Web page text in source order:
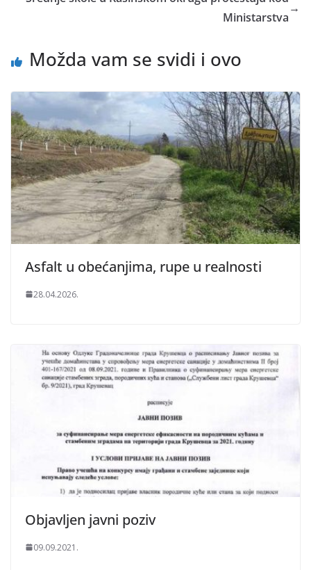
Ministarstva
→
Možda vam se svidi i ovo
Asfalt u obećanjima, rupe u realnosti
28.04.2026.
Objavljen javni poziv
09.09.2021.